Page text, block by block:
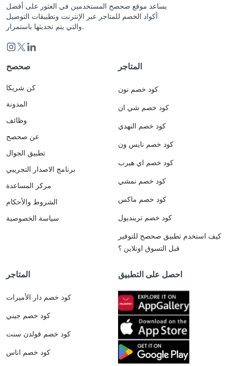
يساعد موقع صحصح المستخدمين في العثور على أفضل
أكواد الخصم للمتاجر عبر الإنترنت وتطبيقات التوصيل
والتي يتم تحديثها باستمرار.
صحصح
كن شريكا
المدونة
وظائف
عن صحصح
تطبيق الجوال
برنامج الاصدار التجريبي
مركز المساعدة
الشروط والأحكام
سياسة الخصوصية
المتاجر
كود خصم نون
كود خصم شي ان
كود خصم النهدي
كود خصم نايس ون
كود خصم اي هيرب
كود خصم نمشي
كود خصم ماكس
كود خصم ترينديول
كيف استخدم تطبيق صحصح للتوفير
قبل التسوق اونلاين ؟
المتاجر
كود خصم دار الأميرات
كود خصم جيني
كود خصم قولدن سنت
كود خصم اناس
احصل على التطبيق